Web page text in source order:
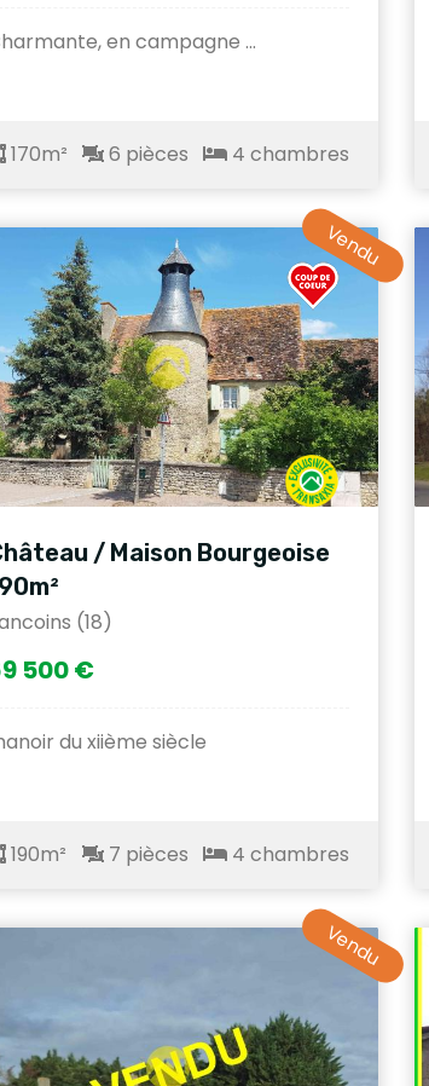
en campagne ...
170m² 6 pièces 4 chambres
Vendu
/ Maison Bourgeoise
(18)
500 €
du xiième siècle
190m² 7 pièces 4 chambres
Vendu